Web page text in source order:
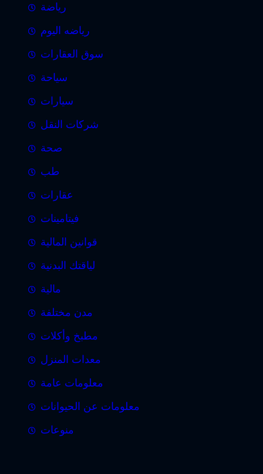
رياضة
رياضه اليوم
سوق العقارات
سياحة
سيارات
شركات النقل
صحة
طب
عقارات
فيتامينات
قوانين المالية
لياقتك البدنية
مالية
مدن مختلفة
مطبخ وأكلات
معدات المنزل
معلومات عامة
معلومات عن الحيوانات
منوعات